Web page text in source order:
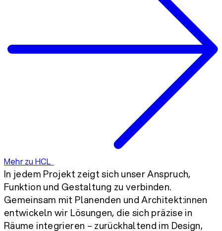
Mehr zu HCL
In jedem Projekt zeigt sich unser Anspruch,
Funktion und Gestaltung zu verbinden.
Gemeinsam mit Planenden und Architekt:innen
entwickeln wir Lösungen, die sich präzise in
Räume integrieren – zurückhaltend im Design,